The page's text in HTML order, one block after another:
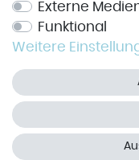
Kontakt
© Copyright 2026 |
Externe
Funktional
Weitere